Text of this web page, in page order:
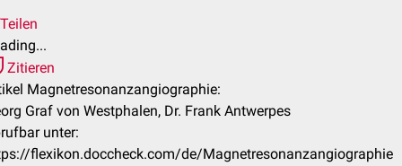
Teilen
Zitieren
Magnetresonanzangiographie:
Graf von Westphalen, Dr. Frank Antwerpes
unter:
flexikon.doccheck.com/de/Magnetresonanzangiographie